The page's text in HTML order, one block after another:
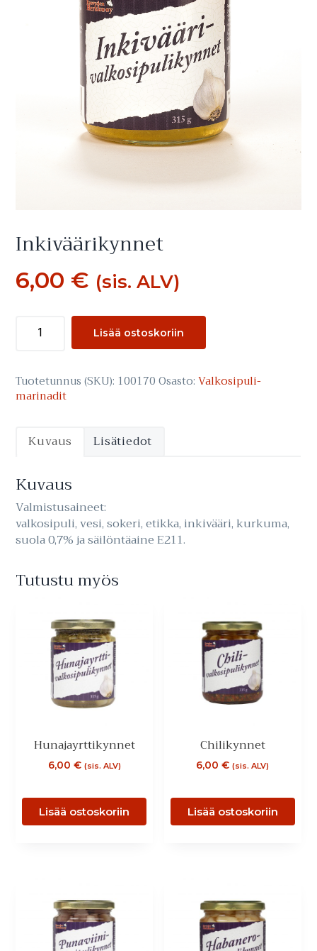
Inkiväärikynnet
6,00 € (sis. ALV)
Inkiväärikynnet
määrä
Lisää ostoskoriin
Tuotetunnus (SKU): 100170 Osasto:Valkosipuli­
marinadit
Kuvaus Lisätiedot
Kuvaus
Valmistusaineet:
valkosipuli, vesi, sokeri, etikka, inkivääri, kurkuma,
suola 0,7% ja säilöntäaine E211.
Tutustu myös
Hunajayrttikynnet
6,00 € (sis. ALV)
Lisää ostoskoriin
Chilikynnet
6,00€ (sis. ALV)
Lisää ostoskoriin